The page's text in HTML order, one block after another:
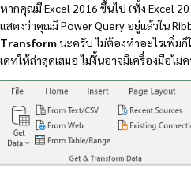
หากคุณมี Excel 2016 ขึ้นไป (ทั้ง Excel
แสดงว่าคุณมี Power Query อยู่แล้วใน
Transformนะครับ ไม่ต้องทำอะไรเพิ่มก็
เดทให้ล่าสุดเสมอ ไม่งั้นอาจมีเครื่องมือไม่